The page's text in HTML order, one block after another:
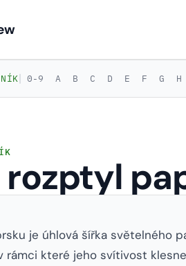
letecká analytika
| 0-9 A B C D E F G H
rozptyl
je úhlová šířka světelného
rámci které jeho svítivost